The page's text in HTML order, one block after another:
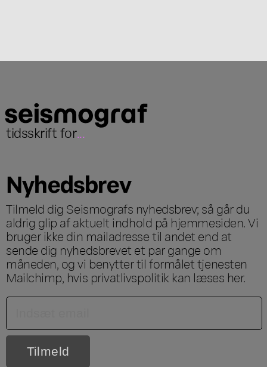
tidsskrift for...
Nyhedsbrev
Tilmeld dig Seismografs nyhedsbrev; så går du
aldrig glip af aktuelt indhold på hjemmesiden. Vi
bruger ikke din mailadresse til andet end at
sende dig nyhedsbrevet et par gange om
måneden, og vi benytter til formålet tjenesten
Mailchimp, hvis privatlivspolitik kan læses her.